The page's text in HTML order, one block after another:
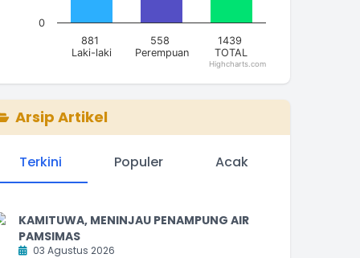
881
Laki-laki
558
Perempuan
1439
TOTAL
0
Highcharts.com
Arsip Artikel
Terkini Populer Acak
KAMITUWA, MENINJAU PENAMPUNG AIR
PAMSIMAS
03 Agustus 2026